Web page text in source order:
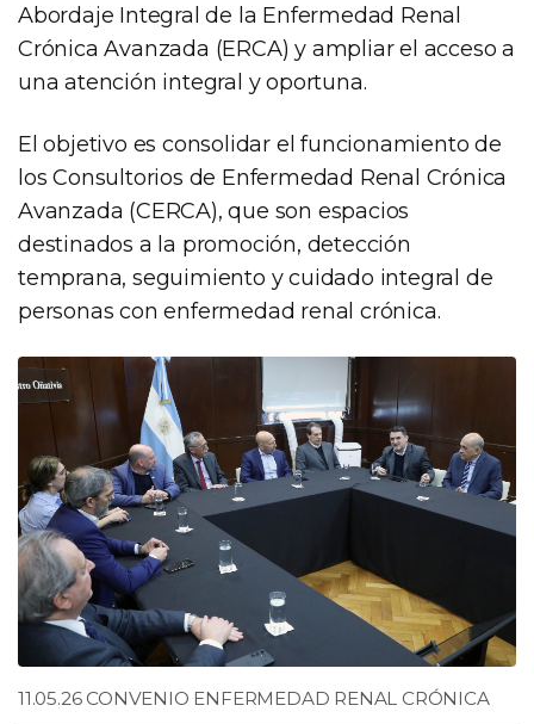
Abordaje Integral de la Enfermedad Renal
Crónica Avanzada (ERCA) y ampliar el acceso a
una atención integral y oportuna.
El objetivo es consolidar el funcionamiento de
los Consultorios de Enfermedad Renal Crónica
Avanzada (CERCA), que son espacios
destinados a la promoción, detección
temprana, seguimiento y cuidado integral de
personas con enfermedad renal crónica.
11.05.26 CONVENIO ENFERMEDAD RENAL CRÓNICA